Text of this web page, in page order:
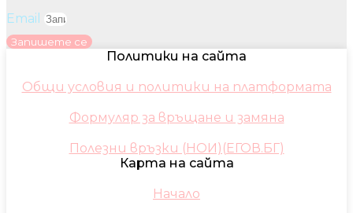
Email
Запишете се
Политики на сайта
Общи условия и политики на платформата
Формуляр за връщане и замяна
Полезни връзки (НОИ)(ЕГОВ.БГ)
Карта на сайта
Начало